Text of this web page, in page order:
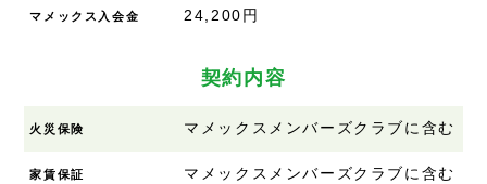
マメックス入会金 24,200円
契約内容
火災保険 マメックスメンバーズクラブに含む
家賃保証 マメックスメンバーズクラブに含む